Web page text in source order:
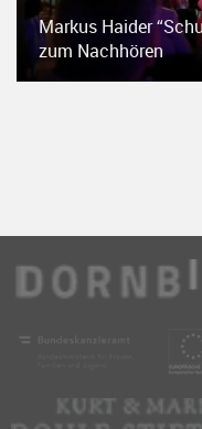
Markus Haider
zum Nachhören